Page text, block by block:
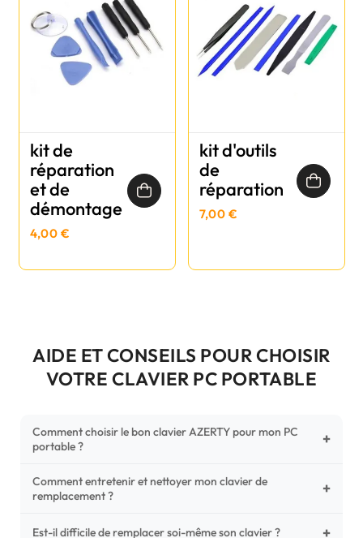
kit de
réparation
et de
démontage
4,00 €
kit d'outils
de
réparation
7,00 €
AIDE ET CONSEILS POUR CHOISIR
VOTRE CLAVIER PC PORTABLE
Comment choisir le bon clavier AZERTY pour mon PC
portable ?
+
Pour ne pas vous tromper, vérifiez trois points critiques sur
votre clavier d'origine : la disposition (AZERTY Français), la
Comment entretenir et nettoyer mon clavier de
remplacement ?
+
Un entretien régulier prolonge la vie de vos touches.
Est-il difficile de remplacer soi-même son clavier ? +